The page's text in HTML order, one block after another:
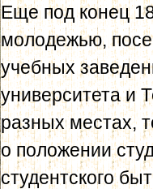
Еще под конец
молодежью,
учебных
университета и
разных местах,
о положении
студентского